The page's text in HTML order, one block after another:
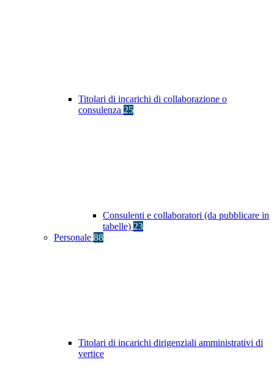
Titolari di incarichi di collaborazione o
consulenza 25
Consulenti e collaboratori (da pubblicare in
tabelle) 23
Personale 88
Titolari di incarichi dirigenziali amministrativi di
vertice